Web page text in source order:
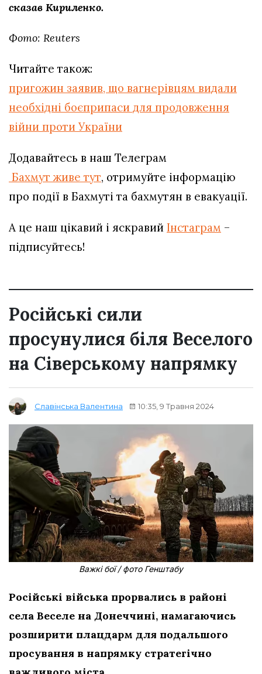
сказав Кириленко.
Фото: Reuters
Читайте також:
пригожин заявив, що вагнерівцям видали
необхідні боєприпаси для продовження
війни проти України
Додавайтесь в наш Телеграм
Бахмут живе тут, отримуйте інформацію
про події в Бахмуті та бахмутян в евакуації.
А це наш цікавий і яскравий Інстаграм –
підписуйтесь!
Російські сили
просунулися біля Веселого
на Сіверському напрямку
Славінська Валентина 10:35, 9 Травня 2024
Важкі бої / фото Генштабу
Російські війська прорвались в районі
села Веселе на Донеччині, намагаючись
розширити плацдарм для подальшого
просування в напрямку стратегічно